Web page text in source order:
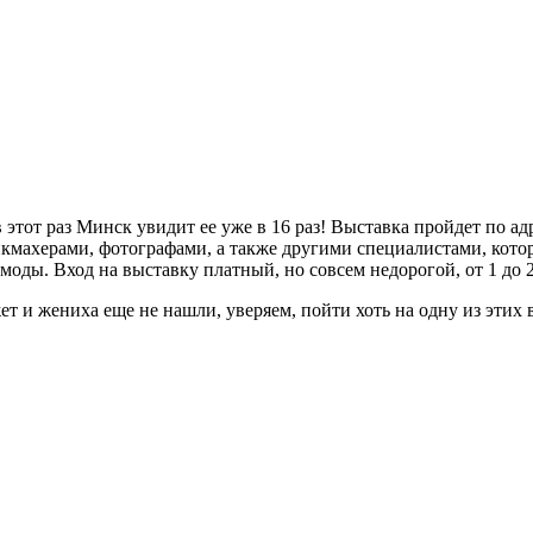
раз Минск увидит ее уже в 16 раз! Выставка пройдет по
фотографами, а также другими специалистами,
Вход на выставку платный, но совсем недорогой, от 1 до
и жениха еще не нашли, уверяем, пойти хоть на одну из